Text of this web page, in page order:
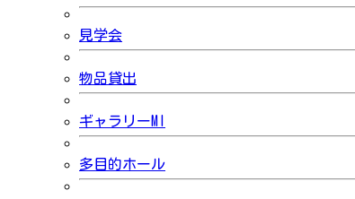
見学会
物品貸出
ギャラリーMI
多目的ホール